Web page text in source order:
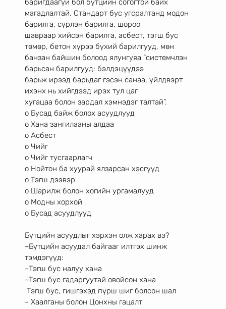
баригдаагүй бол бүтцийн согогтой байх
магадлалтай. Стандарт бус угсралтанд модон
барилга, сүрлэн барилга, шороо
шавраар хийсэн барилга, асбест, тэгш бус
төмөр, бетон хүрээ бүхий барилгууд, мөн
банзан байшин болоод ялунгуяа “системчлэн
барьсан барилгууд: бэлдэцүүдээ
барьж ирээд барьдаг гэсэн санаа, үйлдвэрт
ихэнх нь хийгдээд ирэх тул цаг
хугацаа болон зардал хэмнэдэг талтай”.
o Бусад байж болох асуудлууд
o Хана зангилааны алдаа
o Асбест
o Чийг
o Чийг тусгаарлагч
o Нойтон ба хуурай ялзарсан хэсгүүд
o Тэгш дээвэр
o Шарилж болон хогийн ургамалууд
o Модны хорхой
o Бусад асуудлууд
Бүтцийн асуудлыг хэрхэн олж харах вэ?
~Бүтцийн асуудал байгааг илтгэх шинж
тэмдэгүүд:
~Тэгш бус налуу хана
~Тэгш бус гадаргуутай овойсон хана
Тэгш бус, гишгэхэд пүрш шиг болсон шал
~ Хаалганы болон Цонхны гацалт